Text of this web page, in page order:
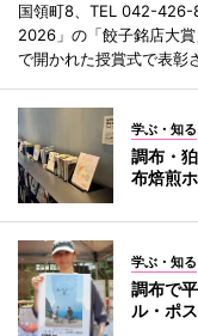
国領町8、TEL 042-426-
2026」の「餃子銘店大
で開かれた授賞式で表彰
学ぶ・知る
調布・
布焙煎
学ぶ・知る
調布で
ル・ポ